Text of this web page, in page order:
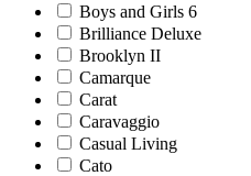
Boys and Girls 6
Brilliance Deluxe
Brooklyn II
Camarque
Carat
Caravaggio
Casual Living
Cato